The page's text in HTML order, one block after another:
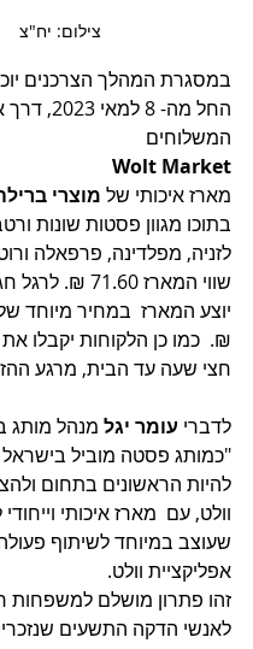
צילום: יח"צ
במסגרת המהלך הצרכנים
החל מה- 8
המשלוחים
Wolt Market
מארז איכותי של מוצרי
בתוכו מגוון פסטות שונות
לזניה, מפלדינה, פרפאלה
שווי המארז 71.60
₪.  כמו כן הלקוחות יקבלו
חצי שעה עד הבית, מרגע
לדברי עומר יגל מנהל מותג
"כמותג פסטה מוביל בישראל
להיות הראשונים בתחום
וולט, עם  מארז איכותי
שעוצב במיוחד לשיתוף
אפליקציית וולט.
זהו פתרון מושלם למשפחות
לאנשי הדקה התשעים